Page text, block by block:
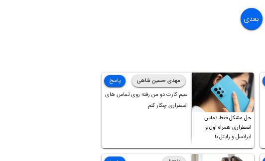
به بحث در مورد سخت‌افزار این دو کنسول بعدی
حل مشکل فقط تماس
اضطراری همراه اول و
ایرانسل و رایتل با
روش‌های مختلف
مهدی حسین شاهی
سیم کارت دو من رفته روی تماس های
اضطراری چکار کنم
پاسخ